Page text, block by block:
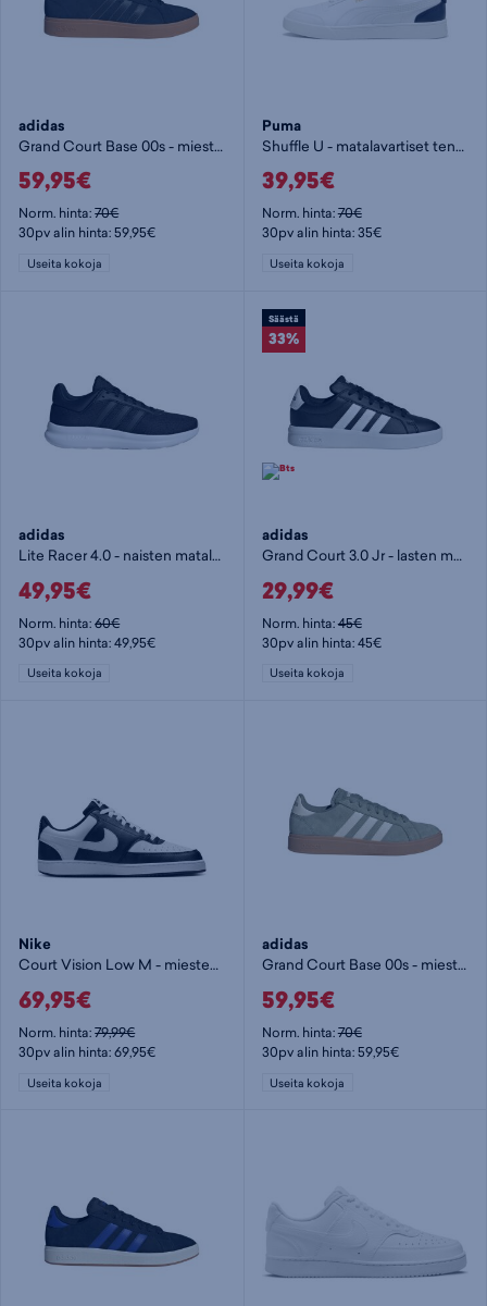
adidas
Grand Court Base 00s - miesten matalavartiset tennarit
59,95€
Norm. hinta:70€
30pv alin hinta: 59,95€
Useita kokoja
Puma
Shuffle U - matalavartiset tennarit
39,95€
Norm. hinta:70€
30pv alin hinta: 35€
Useita kokoja
adidas
Lite Racer 4.0 - naisten matalavartiset tennarit
49,95€
Norm. hinta:60€
30pv alin hinta: 49,95€
Useita kokoja
Säästä
33%
adidas
Grand Court 3.0 Jr - lasten matalavartiset tennarit
29,99€
Norm. hinta:45€
30pv alin hinta: 45€
Useita kokoja
Nike
Court Vision Low M - miesten matalavartiset tennarit
69,95€
Norm. hinta:79,99€
30pv alin hinta: 69,95€
Useita kokoja
adidas
Grand Court Base 00s - miesten matalavartiset tennarit
59,95€
Norm. hinta:70€
30pv alin hinta: 59,95€
Useita kokoja